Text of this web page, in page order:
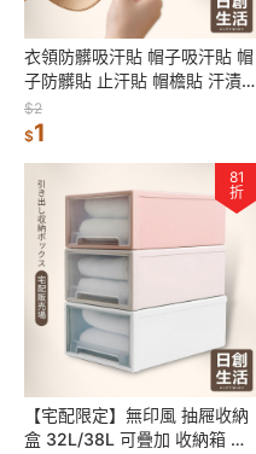
衣領防髒吸汗貼 帽子吸汗貼 帽
子防髒貼 止汗貼 帽檐貼 汗漬吸
附貼 衣帽吸汗貼 領口防污 帽子
防塵貼 吸汗貼
$2
$1
81
折
【宅配限定】無印風 抽屜收納
盒 32L/38L 可疊加 收納箱 收